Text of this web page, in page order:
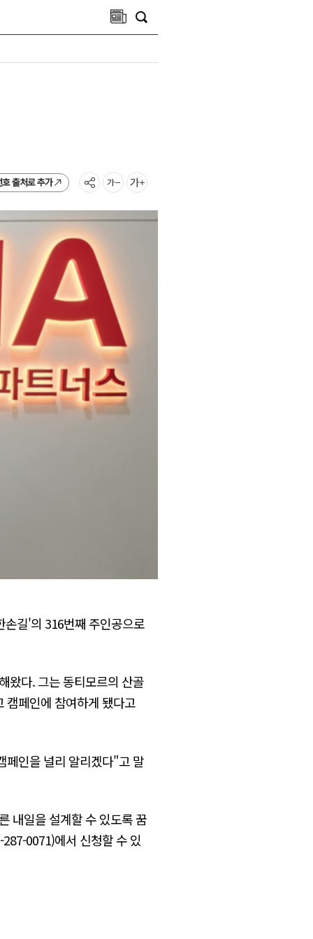
출처로 추가
손길'의 316번째 주인공으로
왔다. 그는 동티모르의 산골
캠페인에 참여하게 됐다고
페인을 널리 알리겠다"고 말
내일을 설계할 수 있도록 꿈
0071)에서 신청할 수 있